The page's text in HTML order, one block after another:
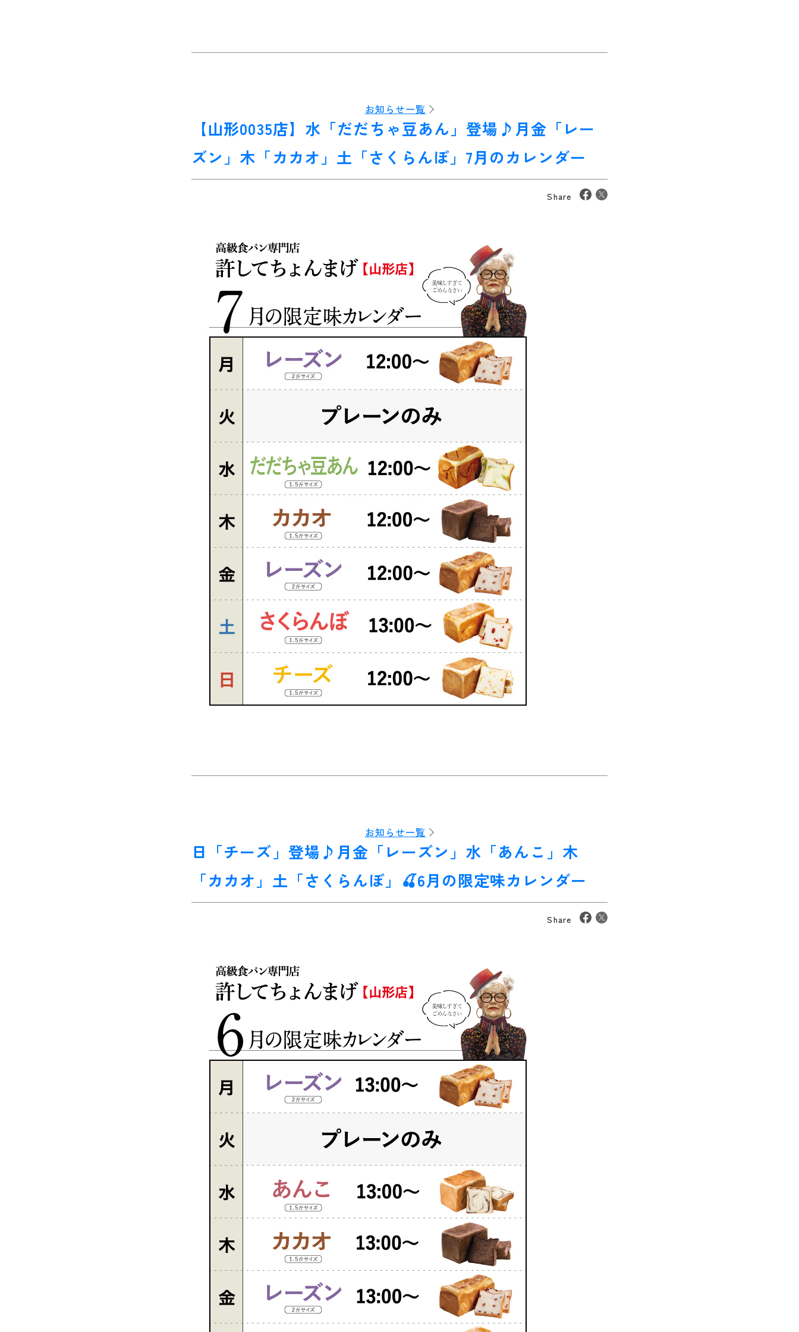
お知らせ一覧
【山形0035店】水「だだちゃ豆あん」登場♪月金「レー
ズン」木「カカオ」土「さくらんぼ」7月のカレンダー
Share
お知らせ一覧
日「チーズ」登場♪月金「レーズン」水「あんこ」木
「カカオ」土「さくらんぼ」🍒6月の限定味カレンダー
Share